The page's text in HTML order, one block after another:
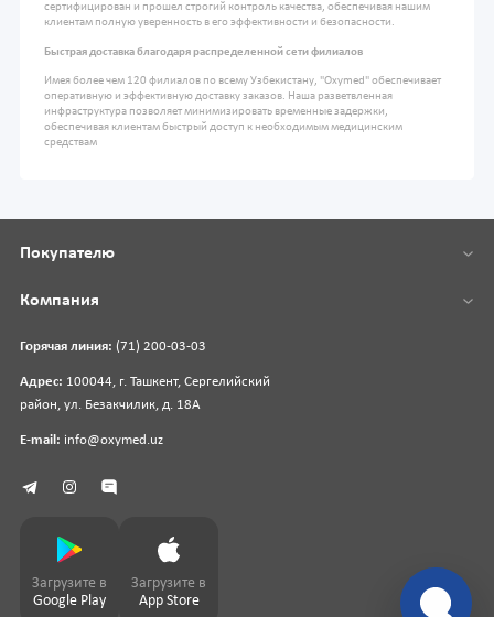
сертифицирован и прошел строгий контроль качества, обеспечивая нашим
клиентам полную уверенность в его эффективности и безопасности.
Быстрая доставка благодаря распределенной сети филиалов
Имея более чем 120 филиалов по всему Узбекистану, "Oxymed" обеспечивает
оперативную и эффективную доставку заказов. Наша разветвленная
инфраструктура позволяет минимизировать временные задержки,
обеспечивая клиентам быстрый доступ к необходимым медицинским
средствам
Горячая линия: (71) 200-03-03
Адрес: 100044, г. Ташкент, Сергелийский
район, ул. Безакчилик, д. 18А
E-mail: info@oxymed.uz
Покупателю
Компания
Загрузите в
Google Play
Загрузите в
App Store